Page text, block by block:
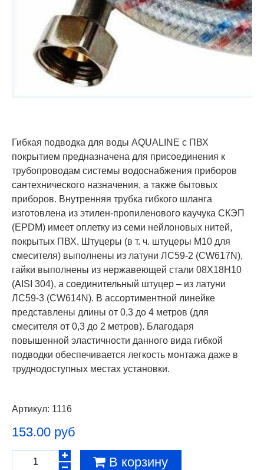
Гибкая подводка для воды AQUALINE с ПВХ
покрытием предназначена для присоединения к
трубопроводам системы водоснабжения приборов
сантехнического назначения, а также бытовых
приборов. Внутренняя трубка гибкого шланга
изготовлена из этилен-пропиленового каучука СКЭП
(EPDM) имеет оплетку из семи нейлоновых нитей,
покрытых ПВХ. Штуцеры (в т. ч. штуцеры М10 для
смесителя) выполнены из латуни ЛС59-2 (CW617N),
гайки выполнены из нержавеющей стали 08Х18Н10
(AISI 304), а соединительный штуцер – из латуни
ЛС59-3 (CW614N). В ассортиментной линейке
представлены длины от 0,3 до 4 метров (для
смесителя от 0,3 до 2 метров). Благодаря
повышенной эластичности данного вида гибкой
подводки обеспечивается легкость монтажа даже в
труднодоступных местах установки.
Артикул: 1116
153.00 руб
В корзину